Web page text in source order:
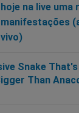
hoje na live uma
manifestações
vivo)